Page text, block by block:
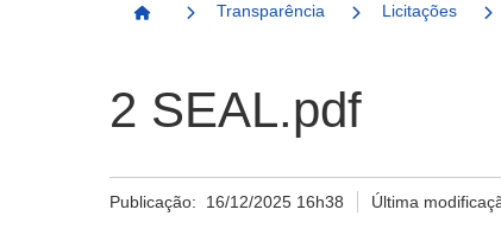
Página Inicial
Transparência Licitações
2 SEAL.pdf
Publicação: 16/12/2025 16h38 Última